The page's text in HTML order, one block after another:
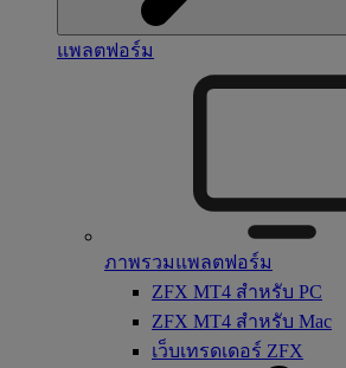
แพลตฟอร์ม
ภาพรวมแพลตฟอร์ม
ZFX MT4 สำหรับ PC
ZFX MT4 สำหรับ Mac
เว็บเทรดเดอร์ ZFX